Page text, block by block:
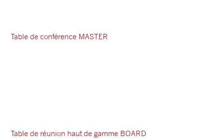
Table de conférence MASTER
Table de réunion haut de gamme BOARD